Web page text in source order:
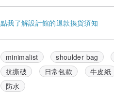
點我了解設計館的退款換貨須知
minimalist shoulder bag
抗撕破
日常包款 牛皮紙
防水